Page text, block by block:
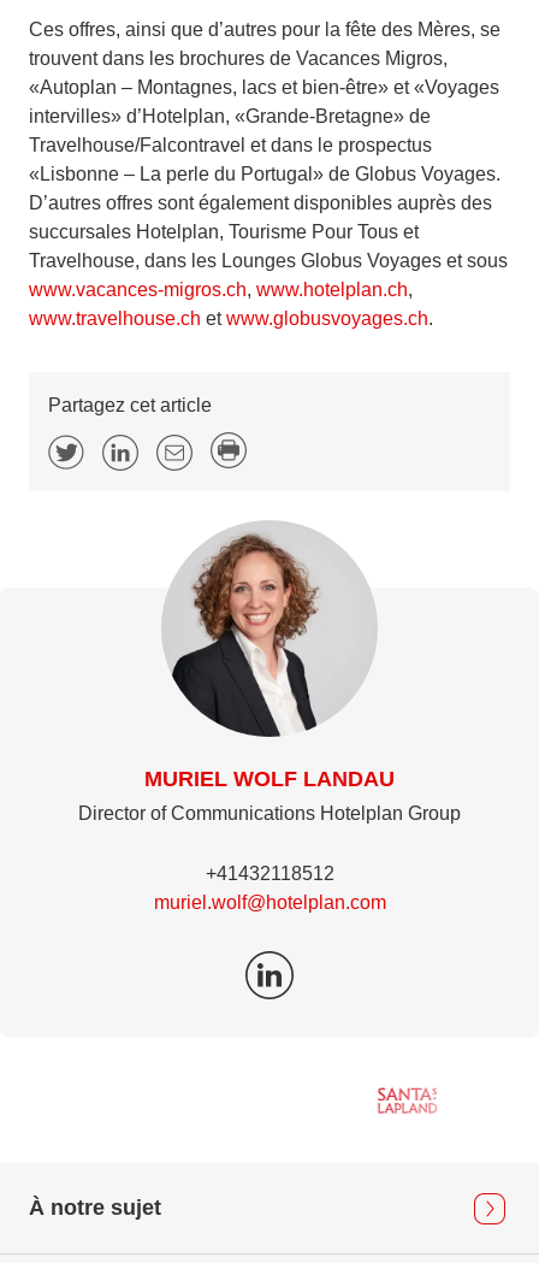
Ces offres, ainsi que d’autres pour la fête des Mères, se
trouvent dans les brochures de Vacances Migros,
«Autoplan – Montagnes, lacs et bien-être» et «Voyages
intervilles» d’Hotelplan, «Grande-Bretagne» de
Travelhouse/Falcontravel et dans le prospectus
«Lisbonne – La perle du Portugal» de Globus Voyages.
D’autres offres sont également disponibles auprès des
succursales Hotelplan, Tourisme Pour Tous et
Travelhouse, dans les Lounges Globus Voyages et sous
www.vacances-migros.ch, www.hotelplan.ch,
www.travelhouse.ch etwww.globusvoyages.ch.
Partagez cet article
MURIEL WOLF LANDAU
Director of Communications Hotelplan Group
+41432118512
muriel.wolf@hotelplan.com
À notre sujet